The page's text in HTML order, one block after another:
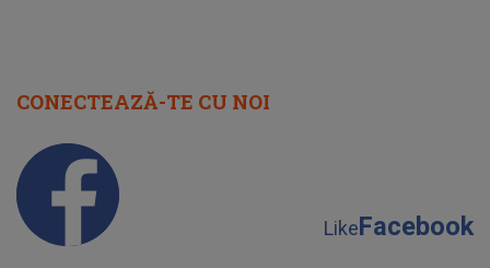
CONECTEAZĂ-TE CU NOI
LikeFacebook